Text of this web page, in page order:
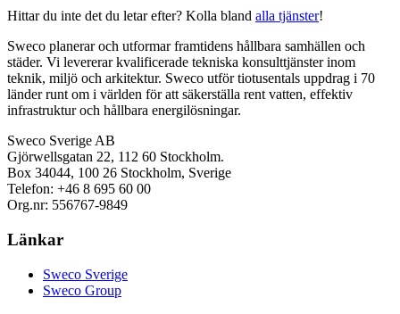
Hittar du inte det du letar efter? Kolla bland alla tjänster!
Sweco planerar och utformar framtidens hållbara samhällen och
städer. Vi levererar kvalificerade tekniska konsulttjänster inom
teknik, miljö och arkitektur. Sweco utför tiotusentals uppdrag i 70
länder runt om i världen för att säkerställa rent vatten, effektiv
infrastruktur och hållbara energilösningar.
Sweco Sverige AB
Gjörwellsgatan 22, 112 60 Stockholm.
Box 34044, 100 26 Stockholm, Sverige
Telefon: +46 8 695 60 00
Org.nr: 556767-9849
Länkar
Sweco Sverige
Sweco Group